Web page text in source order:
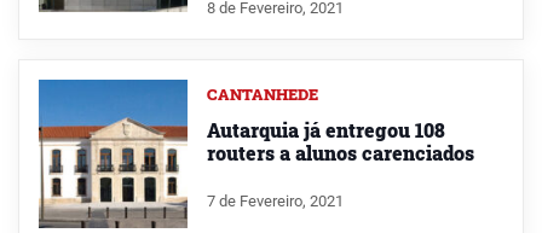
8 de Fevereiro, 2021
CANTANHEDE
Autarquia já entregou 108
routers a alunos carenciados
7 de Fevereiro, 2021